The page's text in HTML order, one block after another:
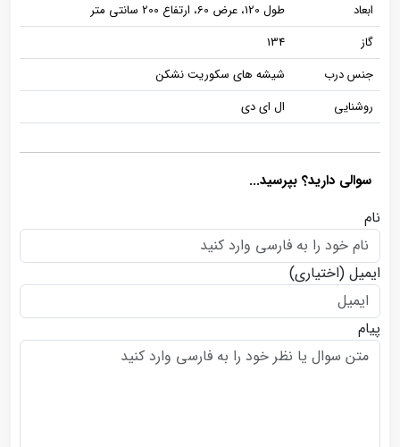
ابعاد
طول 120، عرض 60، ارتفاع 200 سانتی متر
گاز
134
جنس درب
شیشه های سکوریت نشکن
روشنایی
ال ای دی
سوالی دارید؟ بپرسید...
نام
ایمیل (اختیاری)
پیام